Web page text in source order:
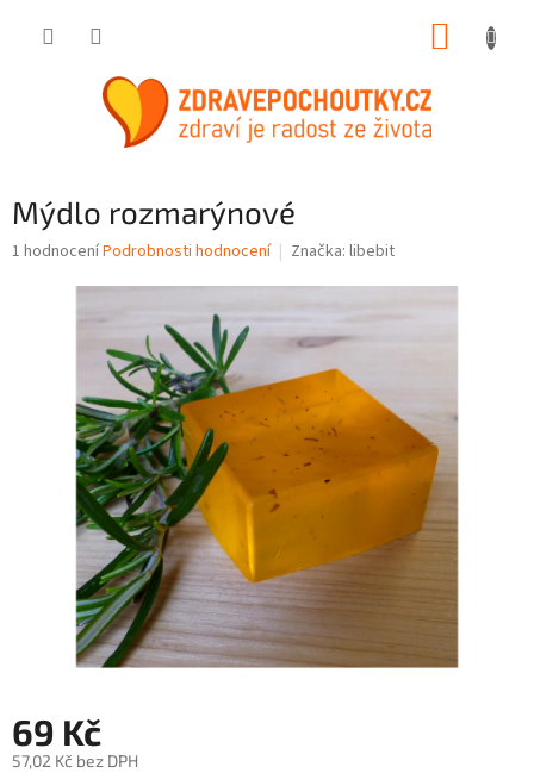
Mýdlo rozmarýnové
Průměrné
hvězdiček.
1 hodnoceníPodrobnosti hodnocení Značka: libebit
69 Kč
57,02 Kč bez DPH